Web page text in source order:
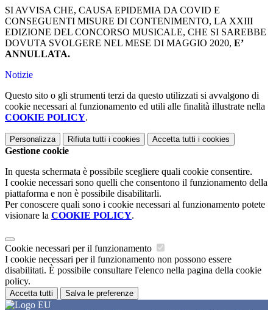
SI AVVISA CHE, CAUSA EPIDEMIA DA COVID E
CONSEGUENTI MISURE DI CONTENIMENTO, LA XXIII
EDIZIONE DEL CONCORSO MUSICALE, CHE SI SAREBBE
DOVUTA SVOLGERE NEL MESE DI MAGGIO 2020, E’
ANNULLATA.
Notizie
Questo sito o gli strumenti terzi da questo utilizzati si avvalgono di
cookie necessari al funzionamento ed utili alle finalità illustrate nella
COOKIE POLICY.
Personalizza Rifiuta tutti i cookies Accetta tutti i cookies
Gestione cookie
In questa schermata è possibile scegliere quali cookie consentire.
I cookie necessari sono quelli che consentono il funzionamento della
piattaforma e non è possibile disabilitarli.
Per conoscere quali sono i cookie necessari al funzionamento potete
visionare la COOKIE POLICY.
Cookie necessari per il funzionamento
I cookie necessari per il funzionamento non possono essere
disabilitati. È possibile consultare l'elenco nella pagina della cookie
policy.
Accetta tutti Salva le preferenze